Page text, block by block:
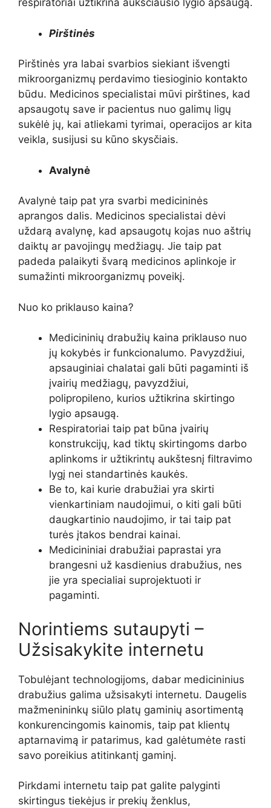
respiratoriai užtikrina aukščiausio lygio apsaugą.
Pirštinės
Pirštinės yra labai svarbios siekiant išvengti
mikroorganizmų perdavimo tiesioginio kontakto
būdu. Medicinos specialistai mūvi pirštines, kad
apsaugotų save ir pacientus nuo galimų ligų
sukėlė jų, kai atliekami tyrimai, operacijos ar kita
veikla, susijusi su kūno skysčiais.
Avalynė
Avalynė taip pat yra svarbi medicininės
aprangos dalis. Medicinos specialistai dėvi
uždarą avalynę, kad apsaugotų kojas nuo aštrių
daiktų ar pavojingų medžiagų. Jie taip pat
padeda palaikyti švarą medicinos aplinkoje ir
sumažinti mikroorganizmų poveikį.
Nuo ko priklauso kaina?
Medicininių drabužių kaina priklauso nuo
jų kokybės ir funkcionalumo. Pavyzdžiui,
apsauginiai chalatai gali būti pagaminti iš
įvairių medžiagų, pavyzdžiui,
polipropileno, kurios užtikrina skirtingo
lygio apsaugą.
Respiratoriai taip pat būna įvairių
konstrukcijų, kad tiktų skirtingoms darbo
aplinkoms ir užtikrintų aukštesnį filtravimo
lygį nei standartinės kaukės.
Be to, kai kurie drabužiai yra skirti
vienkartiniam naudojimui, o kiti gali būti
daugkartinio naudojimo, ir tai taip pat
turės įtakos bendrai kainai.
Medicininiai drabužiai paprastai yra
brangesni už kasdienius drabužius, nes
jie yra specialiai suprojektuoti ir
pagaminti.
Norintiems sutaupyti –
Užsisakykite internetu
Tobulėjant technologijoms, dabar medicininius
drabužius galima užsisakyti internetu. Daugelis
mažmenininkų siūlo platų gaminių asortimentą
konkurencingomis kainomis, taip pat klientų
aptarnavimą ir patarimus, kad galėtumėte rasti
savo poreikius atitinkantį gaminį.
Pirkdami internetu taip pat galite palyginti
skirtingus tiekėjus ir prekių ženklus,